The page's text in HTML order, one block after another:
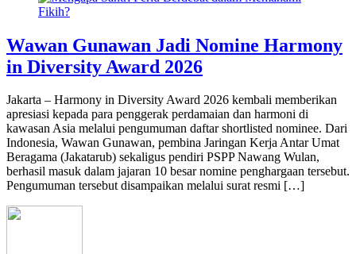
Wawan Gunawan Jadi Nomine Harmony
in Diversity Award 2026
Jakarta – Harmony in Diversity Award 2026 kembali memberikan
apresiasi kepada para penggerak perdamaian dan harmoni di
kawasan Asia melalui pengumuman daftar shortlisted nominee. Dari
Indonesia, Wawan Gunawan, pembina Jaringan Kerja Antar Umat
Beragama (Jakatarub) sekaligus pendiri PSPP Nawang Wulan,
berhasil masuk dalam jajaran 10 besar nomine penghargaan tersebut.
Pengumuman tersebut disampaikan melalui surat resmi […]